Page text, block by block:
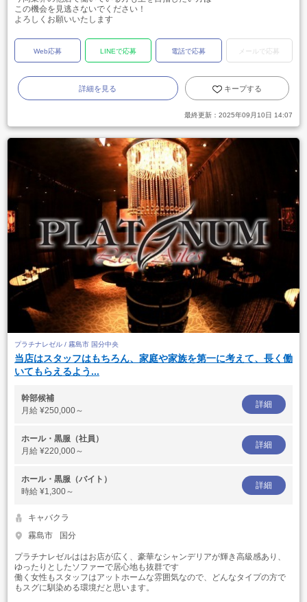
この機会を見逃さないでください！
よろしくお願いいたします
Web応募 LINEで応募 電話で応募 メールで応募
詳細を見る キープする
最終更新： 2025年09月10日 14:07
プラチナレゼル / 霧島市 国分中央
当店はスタッフはもちろん、家庭や家族を第一に考えて、長く働
いてもらえるよう...
幹部候補
月給 ¥250,000～
詳細
ホール・黒服（社員）
月給 ¥220,000～
詳細
ホール・黒服（バイト）
時給 ¥1,300～
詳細
キャバクラ
霧島市
国分
プラチナレゼルははお店が広く、豪華なシャンデリアが輝き高級感あり、
ゆったりとしたソファーで居心地も抜群です
働く女性もスタッフはアットホームな雰囲気なので、どんなタイプの方で
もスグに馴染める環境だと思います。